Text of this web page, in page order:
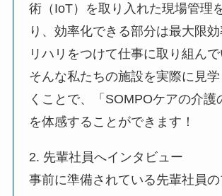
術（IoT）を取り入れた現場管理
り、効率化できる部分は最大限
リハリをつけて仕事に取り組んで
そんな私たちの施設を実際に見
くことで、「SOMPOケアの介護
を体感することができます！
2. 先輩社員へインタビュー
事前に準備されている先輩社員